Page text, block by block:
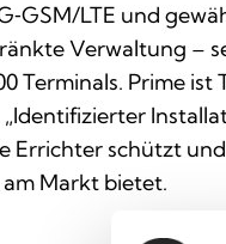
LTE und
Verwaltung –
Terminals. Prime ist
Errichter schützt
Markt bietet.